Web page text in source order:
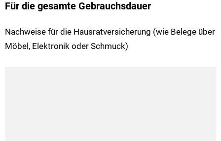
Für die gesamte Gebrauchsdauer
Nachweise für die Hausratversicherung (wie Belege über
Möbel, Elektronik oder Schmuck)